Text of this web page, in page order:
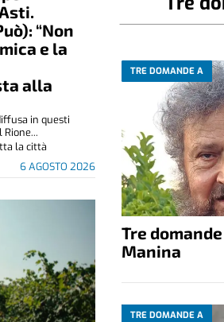
“Non
e la
alla
6 AGOSTO 2026
in questi
la città
TRE DOMANDE A
Tre
Manina
TRE DOMANDE A